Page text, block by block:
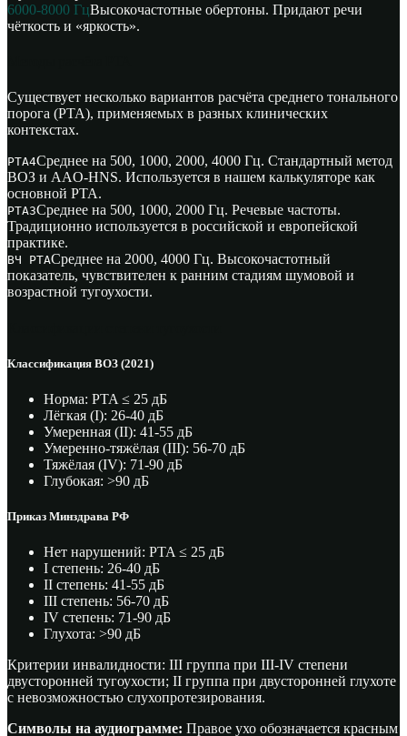
6000-8000 ГцВысокочастотные обертоны. Придают речи
чёткость и «яркость».
Существует несколько вариантов расчёта среднего тонального
порога (PTA), применяемых в разных клинических
контекстах.
PTA4Среднее на 500, 1000, 2000, 4000 Гц. Стандартный метод
ВОЗ и AAO-HNS. Используется в нашем калькуляторе как
основной PTA.
PTA3Среднее на 500, 1000, 2000 Гц. Речевые частоты.
Традиционно используется в российской и европейской
практике.
ВЧ PTAСреднее на 2000, 4000 Гц. Высокочастотный
показатель, чувствителен к ранним стадиям шумовой и
возрастной тугоухости.
Классификация ВОЗ (2021)
Норма: PTA ≤ 25 дБ
Лёгкая (I): 26-40 дБ
Умеренная (II): 41-55 дБ
Умеренно-тяжёлая (III): 56-70 дБ
Тяжёлая (IV): 71-90 дБ
Глубокая: >90 дБ
Приказ Минздрава РФ
Нет нарушений: PTA ≤ 25 дБ
I степень: 26-40 дБ
II степень: 41-55 дБ
III степень: 56-70 дБ
IV степень: 71-90 дБ
Глухота: >90 дБ
Критерии инвалидности: III группа при III-IV степени
двусторонней тугоухости; II группа при двусторонней глухоте
с невозможностью слухопротезирования.
Символы на аудиограмме: Правое ухо обозначается красным